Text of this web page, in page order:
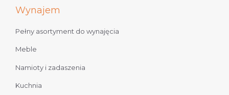
Wynajem
Pełny asortyment do wynajęcia
Meble
Namioty i zadaszenia
Kuchnia